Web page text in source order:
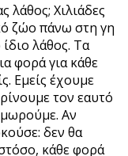
λάθος; Χιλιάδες
ζώο πάνω στη γη
λάθος. Τα
φορά για κάθε
Εμείς έχουμε
τον εαυτό
Αν
δεν θα
κάθε φορά